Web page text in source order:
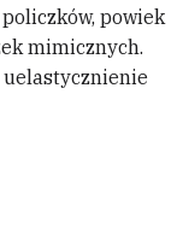
powiek
mimicznych.